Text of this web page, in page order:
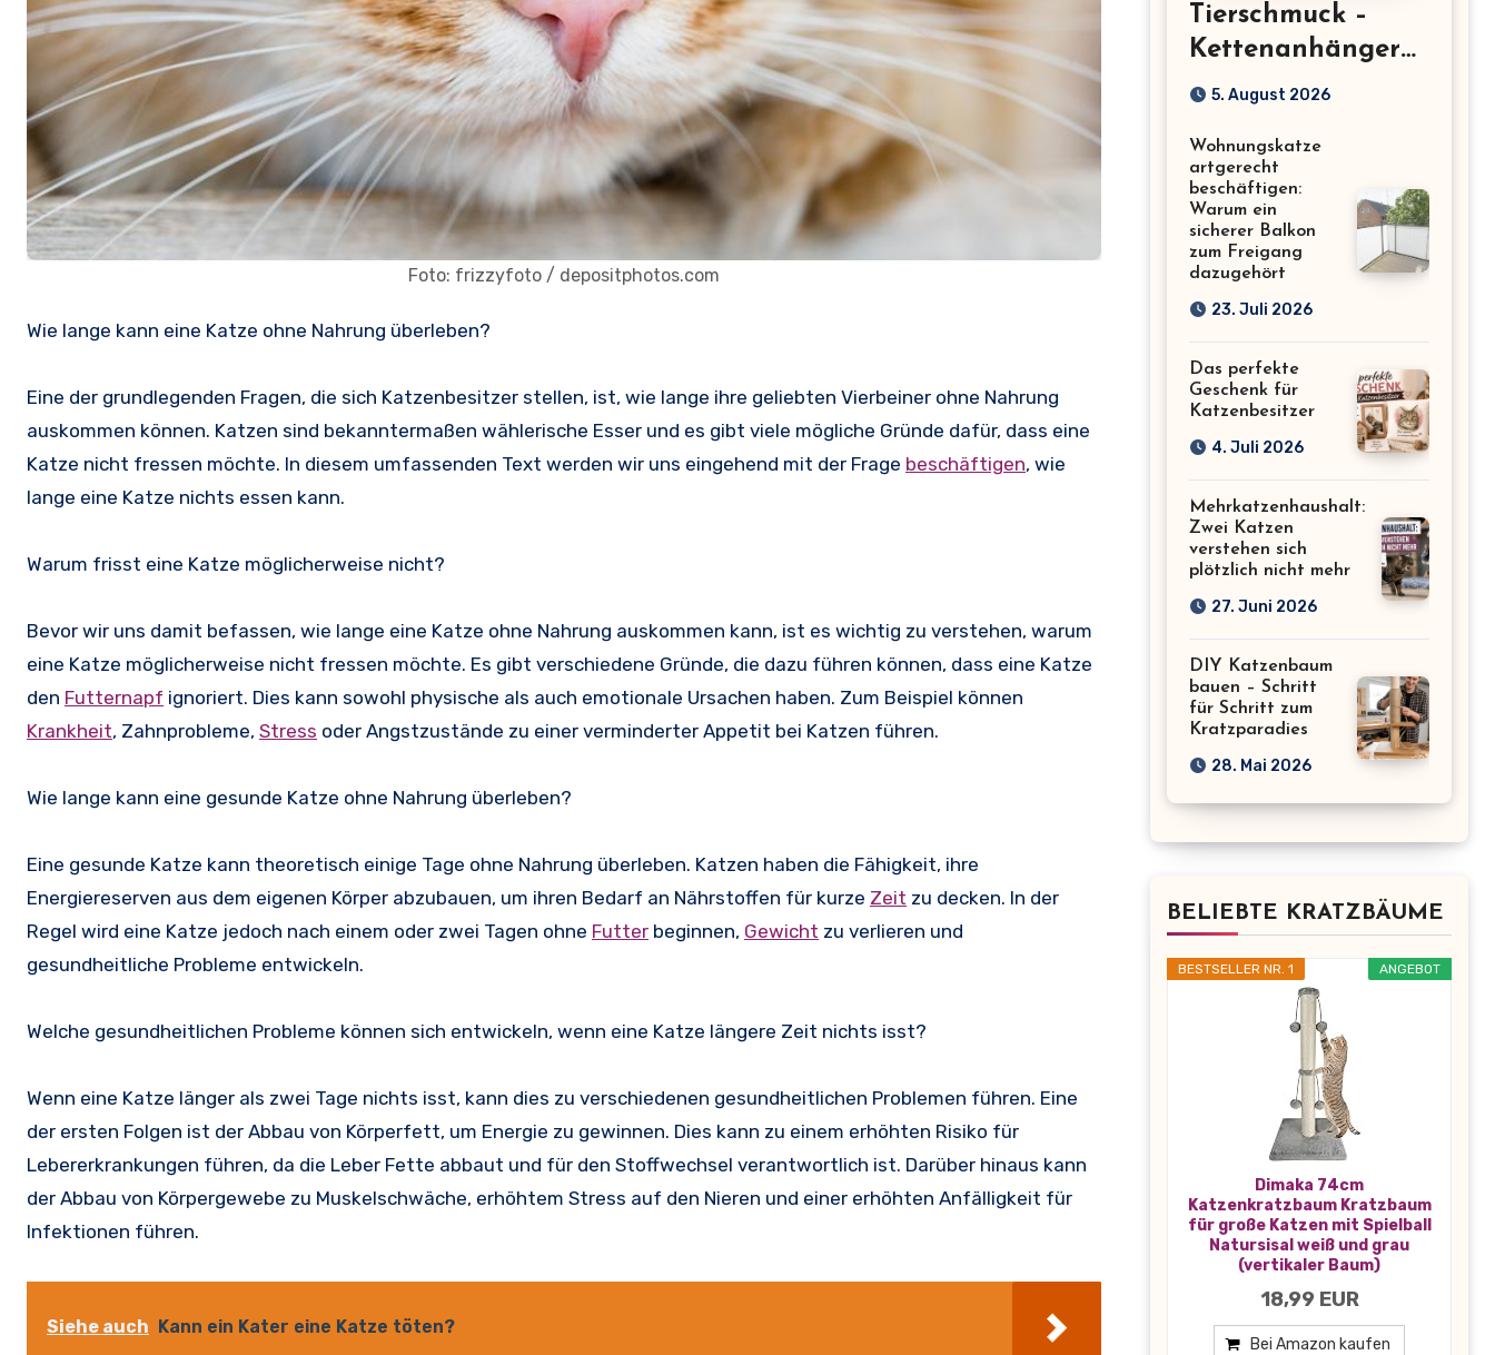
Foto: frizzyfoto / depositphotos.com
Wie lange kann eine Katze ohne Nahrung überleben?
Eine der grundlegenden Fragen, die sich Katzenbesitzer stellen, ist, wie lange ihre geliebten Vierbeiner ohne Nahrung
auskommen können. Katzen sind bekanntermaßen wählerische Esser und es gibt viele mögliche Gründe dafür, dass eine
Katze nicht fressen möchte. In diesem umfassenden Text werden wir uns eingehend mit der Frage beschäftigen, wie
lange eine Katze nichts essen kann.
Warum frisst eine Katze möglicherweise nicht?
Bevor wir uns damit befassen, wie lange eine Katze ohne Nahrung auskommen kann, ist es wichtig zu verstehen, warum
eine Katze möglicherweise nicht fressen möchte. Es gibt verschiedene Gründe, die dazu führen können, dass eine Katze
den Futternapf ignoriert. Dies kann sowohl physische als auch emotionale Ursachen haben. Zum Beispiel können
Krankheit, Zahnprobleme, Stress oder Angstzustände zu einer verminderter Appetit bei Katzen führen.
Wie lange kann eine gesunde Katze ohne Nahrung überleben?
Eine gesunde Katze kann theoretisch einige Tage ohne Nahrung überleben. Katzen haben die Fähigkeit, ihre
Energiereserven aus dem eigenen Körper abzubauen, um ihren Bedarf an Nährstoffen für kurze Zeit zu decken. In der
Regel wird eine Katze jedoch nach einem oder zwei Tagen ohne Futter beginnen, Gewicht zu verlieren und
gesundheitliche Probleme entwickeln.
Welche gesundheitlichen Probleme können sich entwickeln, wenn eine Katze längere Zeit nichts isst?
Wenn eine Katze länger als zwei Tage nichts isst, kann dies zu verschiedenen gesundheitlichen Problemen führen. Eine
der ersten Folgen ist der Abbau von Körperfett, um Energie zu gewinnen. Dies kann zu einem erhöhten Risiko für
Lebererkrankungen führen, da die Leber Fette abbaut und für den Stoffwechsel verantwortlich ist. Darüber hinaus kann
der Abbau von Körpergewebe zu Muskelschwäche, erhöhtem Stress auf den Nieren und einer erhöhten Anfälligkeit für
Infektionen führen.
Siehe auch Kann ein Kater eine Katze töten?
Tierschmuck –
Kettenanhänger
mit Katzenmotiv
Katzenliebhaber
5. August 2026
Wohnungskatze
artgerecht
beschäftigen:
Warum ein
sicherer Balkon
zum Freigang
dazugehört
23. Juli 2026
Das perfekte
Geschenk für
Katzenbesitzer
4. Juli 2026
Mehrkatzenhaushalt:
Zwei Katzen
verstehen sich
plötzlich nicht mehr
27. Juni 2026
DIY Katzenbaum
bauen – Schritt
für Schritt zum
Kratzparadies
28. Mai 2026
BELIEBTE KRATZBÄUME
ANGEBOT
BESTSELLER NR. 1
Dimaka 74cm
Katzenkratzbaum Kratzbaum
für große Katzen mit Spielball
Natursisal weiß und grau
(vertikaler Baum)
18,99 EUR
Bei Amazon kaufen